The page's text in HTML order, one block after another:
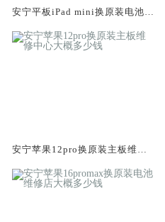
安宁平板iPad mini换原装电池维
安宁苹果12pro换原装主板维修